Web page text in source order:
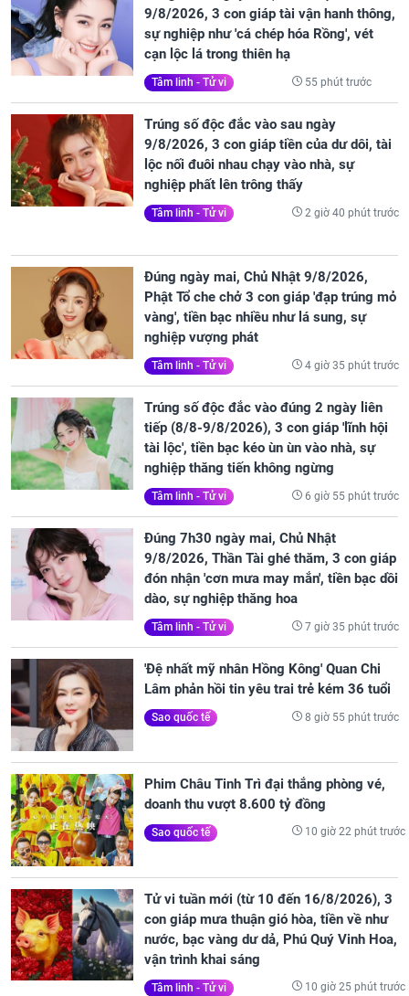
9/8/2026, 3 con giáp tài vận hanh thông,
sự nghiệp như 'cá chép hóa Rồng', vét
cạn lộc lá trong thiên hạ
Tâm linh - Tử vi 55 phút trước
Trúng số độc đắc vào sau ngày
9/8/2026, 3 con giáp tiền của dư dôi, tài
lộc nối đuôi nhau chạy vào nhà, sự
nghiệp phất lên trông thấy
Tâm linh - Tử vi 2 giờ 40 phút trước
Đúng ngày mai, Chủ Nhật 9/8/2026,
Phật Tổ che chở 3 con giáp 'đạp trúng mỏ
vàng', tiền bạc nhiều như lá sung, sự
nghiệp vượng phát
Tâm linh - Tử vi 4 giờ 35 phút trước
Trúng số độc đắc vào đúng 2 ngày liên
tiếp (8/8-9/8/2026), 3 con giáp 'lĩnh hội
tài lộc', tiền bạc kéo ùn ùn vào nhà, sự
nghiệp thăng tiến không ngừng
Tâm linh - Tử vi 6 giờ 55 phút trước
Đúng 7h30 ngày mai, Chủ Nhật
9/8/2026, Thần Tài ghé thăm, 3 con giáp
đón nhận 'cơn mưa may mắn', tiền bạc dồi
dào, sự nghiệp thăng hoa
Tâm linh - Tử vi 7 giờ 35 phút trước
'Đệ nhất mỹ nhân Hồng Kông' Quan Chi
Lâm phản hồi tin yêu trai trẻ kém 36 tuổi
Sao quốc tế 8 giờ 55 phút trước
Phim Châu Tinh Trì đại thắng phòng vé,
doanh thu vượt 8.600 tỷ đồng
Sao quốc tế 10 giờ 22 phút trước
Tử vi tuần mới (từ 10 đến 16/8/2026), 3
con giáp mưa thuận gió hòa, tiền về như
nước, bạc vàng dư dả, Phú Quý Vinh Hoa,
vận trình khai sáng
Tâm linh - Tử vi 10 giờ 25 phút trước